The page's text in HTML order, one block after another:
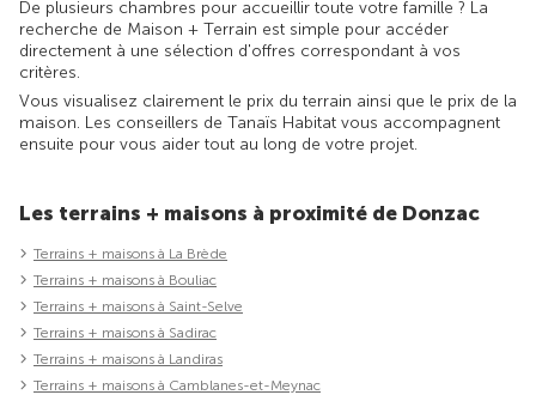
De plusieurs chambres pour accueillir toute votre famille ? La
recherche de Maison + Terrain est simple pour accéder
directement à une sélection d'offres correspondant à vos
critères.
Vous visualisez clairement le prix du terrain ainsi que le prix de la
maison. Les conseillers de Tanaïs Habitat vous accompagnent
ensuite pour vous aider tout au long de votre projet.
Les terrains + maisons à proximité de Donzac
Terrains + maisons à La Brède
Terrains + maisons à Bouliac
Terrains + maisons à Saint-Selve
Terrains + maisons à Sadirac
Terrains + maisons à Landiras
Terrains + maisons à Camblanes-et-Meynac